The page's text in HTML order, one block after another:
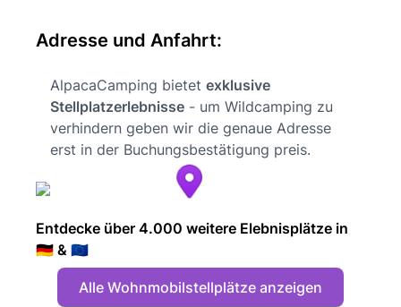
Adresse und Anfahrt:
AlpacaCamping bietet exklusive
Stellplatzerlebnisse - um Wildcamping zu
verhindern geben wir die genaue Adresse
erst in der Buchungsbestätigung preis.
Entdecke über 4.000 weitere Elebnisplätze in
🇩🇪 & 🇪🇺
Alle Wohnmobilstellplätze anzeigen